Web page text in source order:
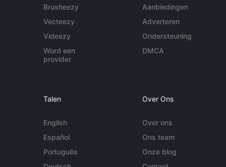
Brusheezy
Vecteezy
Videezy
Word een
provider
Aanbiedingen
Adverteren
Ondersteuning
DMCA
Talen
English
Español
Português
Over Ons
Over ons
Ons team
Onze blog